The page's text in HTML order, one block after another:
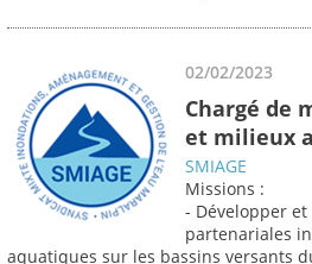
02/02/2023
Chargé de
et milieux
SMIAGE
Missions :
- Développer
partenariales
aquatiques sur les bassins versants